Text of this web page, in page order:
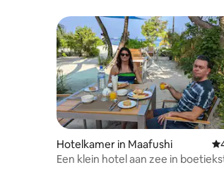
Hotelkamer in Maafushi
Een klein hotel aan zee in